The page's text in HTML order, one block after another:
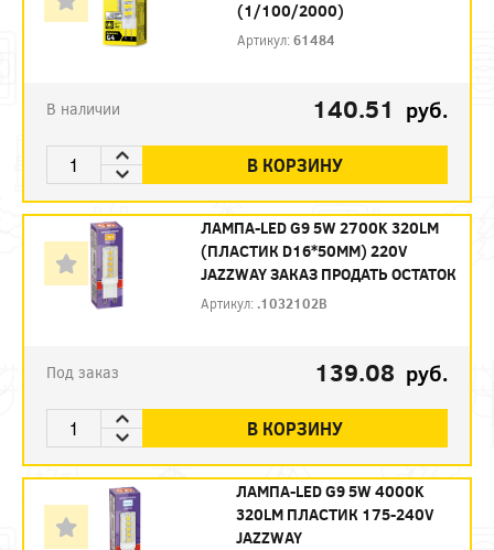
(1/100/2000)
Артикул:61484
В наличии 140.51 руб.
В КОРЗИНУ
ЛАМПА-LED G9 5W 2700K 320LM
(ПЛАСТИК D16*50ММ) 220V
JAZZWAY ЗАКАЗ ПРОДАТЬ ОСТАТОК
Артикул: .1032102B
Под заказ 139.08 руб.
В КОРЗИНУ
ЛАМПА-LED G9 5W 4000K
320LM ПЛАСТИК 175-240V
JAZZWAY